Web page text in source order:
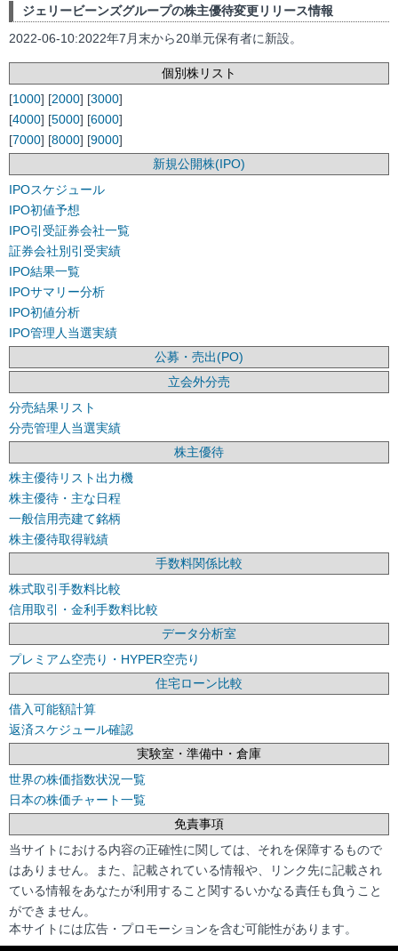
ジェリービーンズグループの株主優待変更リリース情報
2022-06-10:2022年7月末から20単元保有者に新設。
個別株リスト
[1000] [2000] [3000]
[4000] [5000] [6000]
[7000] [8000] [9000]
新規公開株(IPO)
IPOスケジュール
IPO初値予想
IPO引受証券会社一覧
証券会社別引受実績
IPO結果一覧
IPOサマリー分析
IPO初値分析
IPO管理人当選実績
公募・売出(PO)
立会外分売
分売結果リスト
分売管理人当選実績
株主優待
株主優待リスト出力機
株主優待・主な日程
一般信用売建て銘柄
株主優待取得戦績
手数料関係比較
株式取引手数料比較
信用取引・金利手数料比較
データ分析室
プレミアム空売り・HYPER空売り
住宅ローン比較
借入可能額計算
返済スケジュール確認
実験室・準備中・倉庫
世界の株価指数状況一覧
日本の株価チャート一覧
免責事項
当サイトにおける内容の正確性に関しては、それを保障するもので
はありません。また、記載されている情報や、リンク先に記載され
ている情報をあなたが利用すること関するいかなる責任も負うこと
ができません。
本サイトには広告・プロモーションを含む可能性があります。